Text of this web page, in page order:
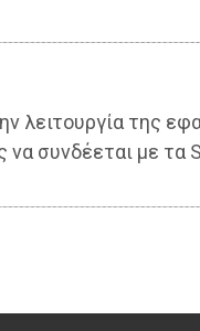
λειτουργία της
να συνδέεται με τα